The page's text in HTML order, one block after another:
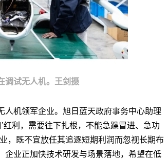
调试无人机。王剑摄
机领军企业。旭日蓝天政府事务中心助理
红利，需要往下扎根，不能急躁冒进、急功
，既不宜放任其追逐短期利润而忽视长期布
企业正加快技术研发与场景落地，希望在低